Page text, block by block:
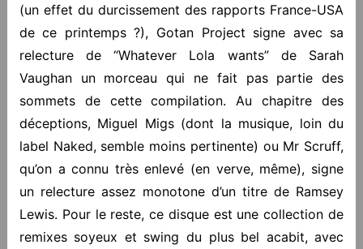
(un effet du durcissement des rapports France-USA
de ce printemps ?), Gotan Project signe avec sa
relecture de “Whatever Lola wants” de Sarah
Vaughan un morceau qui ne fait pas partie des
sommets de cette compilation. Au chapitre des
déceptions, Miguel Migs (dont la musique, loin du
label Naked, semble moins pertinente) ou Mr Scruff,
qu’on a connu très enlevé (en verve, même), signe
un relecture assez monotone d’un titre de Ramsey
Lewis. Pour le reste, ce disque est une collection de
remixes soyeux et swing du plus bel acabit, avec